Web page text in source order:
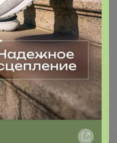
заказа — от 10р
с момента включения в
что ознакомлены с
с договором оферты